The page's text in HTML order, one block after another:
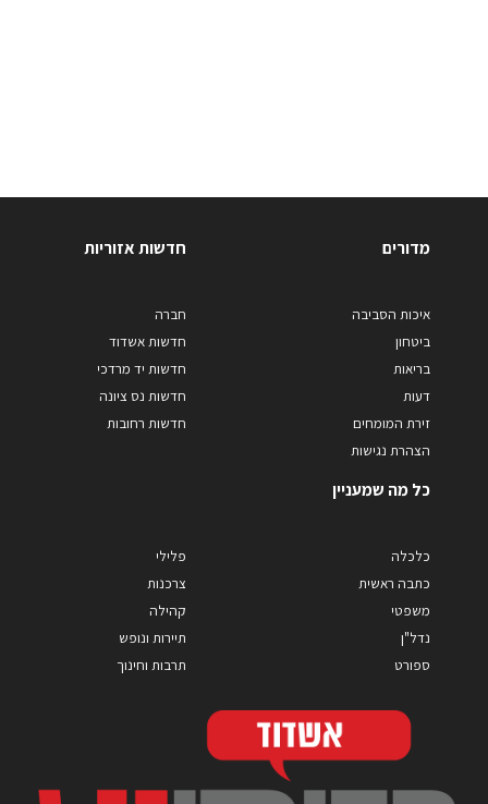
מדורים
איכות הסביבה
ביטחון
בריאות
דעות
זירת המומחים
הצהרת נגישות
חדשות אזוריות
חברה
חדשות אשדוד
חדשות יד מרדכי
חדשות נס ציונה
חדשות רחובות
כל מה שמעניין
כלכלה
כתבה ראשית
משפטי
נדל"ן
ספורט
פלילי
צרכנות
קהילה
תיירות ונופש
תרבות וחינוך